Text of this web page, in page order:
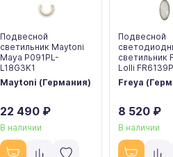
Подвесной
светильник Maytoni
Maya P091PL-
L18G3K1
Maytoni (Германия)
22 490 ₽
В наличии
Подвесной
светильник
Lolli
Freya
8 520 ₽
В наличии